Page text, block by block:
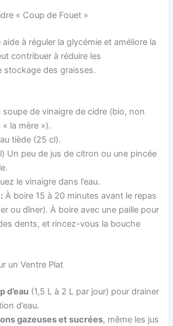
« Coup de Fouet »
à réguler la glycémie et améliore la
contribuer à réduire les
stockage des graisses.
soupe de vinaigre de cidre (bio, non
la mère »).
tiède (25 cl).
Un peu de jus de citron ou une pincée
le vinaigre dans l’eau.
À boire 15 à 20 minutes avant le repas
ou dîner). À boire avec une paille pour
dents, et rincez-vous la bouche
un Ventre Plat
d’eau (1,5 L à 2 L par jour) pour drainer
d’eau.
gazeuses et sucrées, même les jus